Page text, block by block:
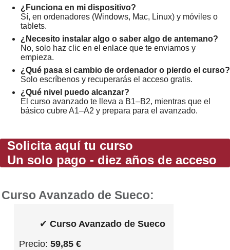
¿Funciona en mi dispositivo?
Sí, en ordenadores (Windows, Mac, Linux) y móviles o
tablets.
¿Necesito instalar algo o saber algo de antemano?
No, solo haz clic en el enlace que te enviamos y
empieza.
¿Qué pasa si cambio de ordenador o pierdo el curso?
Solo escríbenos y recuperarás el acceso gratis.
¿Qué nivel puedo alcanzar?
El curso avanzado te lleva a B1–B2, mientras que el
básico cubre A1–A2 y prepara para el avanzado.
Solicita aquí tu curso
Un solo pago - diez años de acceso
Curso Avanzado de Sueco:
✔ Curso Avanzado de Sueco
Precio: 59,85 €